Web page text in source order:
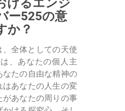
けるエンジ
ー525の意
か？
、全体としての天使
、あなたの個人主
なたの自由な精神の
はあなたの人生の変
があなたの周りの事